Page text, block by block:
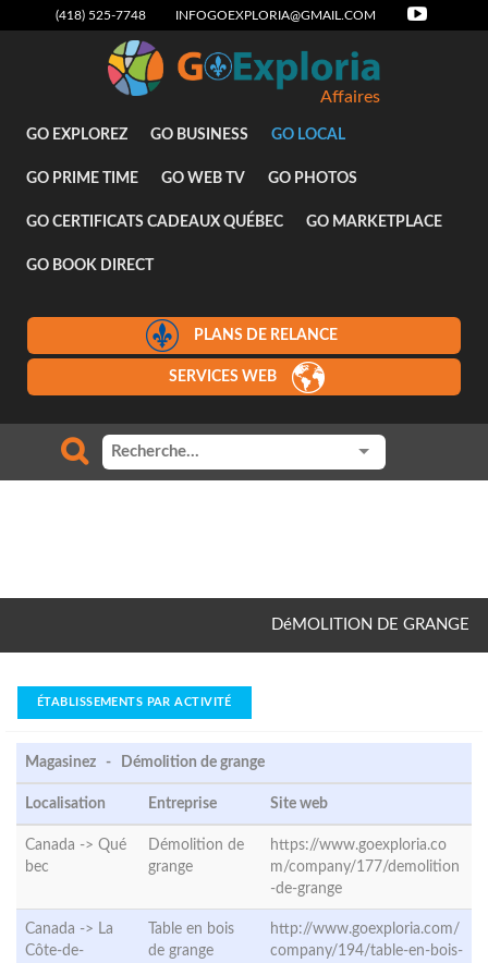
(418) 525-7748 INFOGOEXPLORIA@GMAIL.COM
Affaires
GO EXPLOREZ GO BUSINESS GO LOCAL
GO PRIME TIME GO WEB TV GO PHOTOS
GO CERTIFICATS CADEAUX QUÉBEC GO MARKETPLACE
GO BOOK DIRECT
PLANS DE RELANCE
SERVICES WEB
DéMOLITION DE GRANGE
ÉTABLISSEMENTS PAR ACTIVITÉ
Magasinez - Démolition de grange
Localisation Entreprise Site web
Canada -> Qué
bec
Démolition de
grange
https://www.goexploria.co
m/company/177/demolition
-de-grange
Canada -> La
Côte-de-
Table en bois
de grange
http://www.goexploria.com/
company/194/table-en-bois-